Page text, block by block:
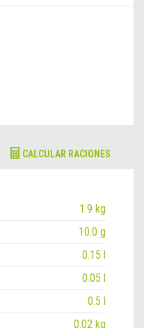
CALCULAR RACIONES
1.9 kg
10.0 g
0.15 l
0.05 l
0.5 l
0.02 kg